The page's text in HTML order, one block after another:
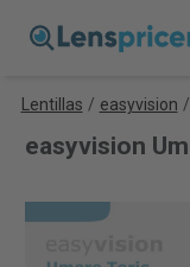
Lentillas / easyvision /
easyvision